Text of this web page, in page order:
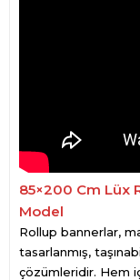
85×200 Cm Lüx
Model
Rollup bannerlar,
tasarlanmış,
çözümleridir. Hem